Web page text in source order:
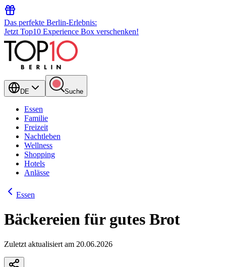
Das perfekte Berlin-Erlebnis:
Jetzt Top10 Experience Box verschenken!
DE Suche
Essen
Familie
Freizeit
Nachtleben
Wellness
Shopping
Hotels
Anlässe
Essen
Bäckereien für gutes Brot
Zuletzt aktualisiert am 20.06.2026